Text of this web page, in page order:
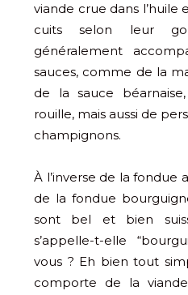
viande crue dans l’huile
cuits selon leur
généralement
sauces, comme de la
de la sauce
rouille, mais aussi de
champignons.
À l’inverse de la fondue
de la fondue
sont bel et bien
s’appelle-t-elle
vous ? Eh bien tout
comporte de la